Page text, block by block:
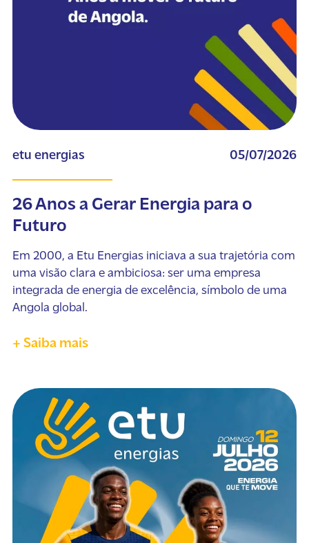
etu energias 05/07/2026
26 Anos a Gerar Energia para o
Futuro
Em 2000, a Etu Energias iniciava a sua trajetória com
uma visão clara e ambiciosa: ser uma empresa
integrada de energia de excelência, símbolo de uma
Angola global.
+ Saiba mais